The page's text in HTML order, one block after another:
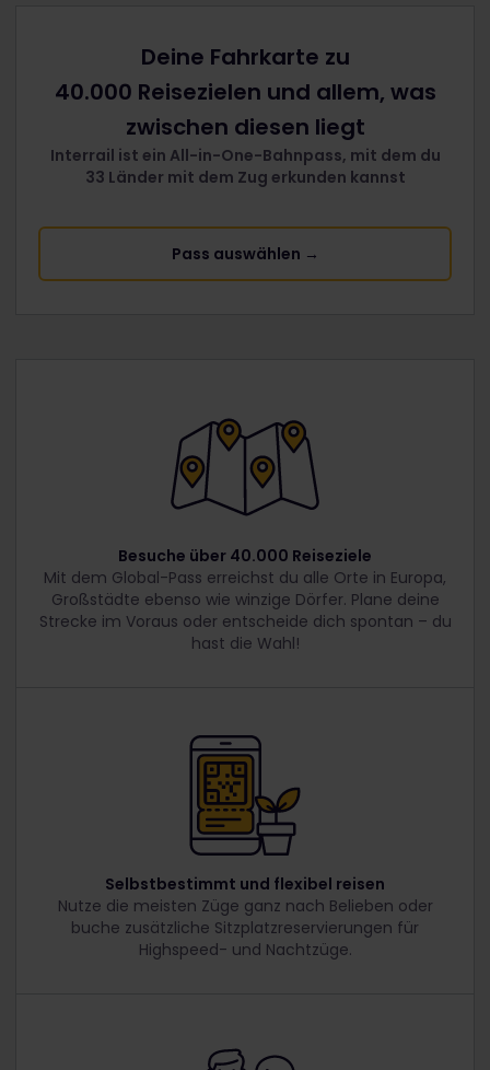
Deine Fahrkarte zu
40.000 Reisezielen und allem, was
zwischen diesen liegt
Interrail ist ein All-in-One-Bahnpass, mit dem du
33 Länder mit dem Zug erkunden kannst
Pass auswählen →
Besuche über 40.000 Reiseziele
Mit dem Global-Pass erreichst du alle Orte in Europa,
Großstädte ebenso wie winzige Dörfer. Plane deine
Strecke im Voraus oder entscheide dich spontan – du
hast die Wahl!
Selbstbestimmt und flexibel reisen
Nutze die meisten Züge ganz nach Belieben oder
buche zusätzliche Sitzplatzreservierungen für
Highspeed- und Nachtzüge.